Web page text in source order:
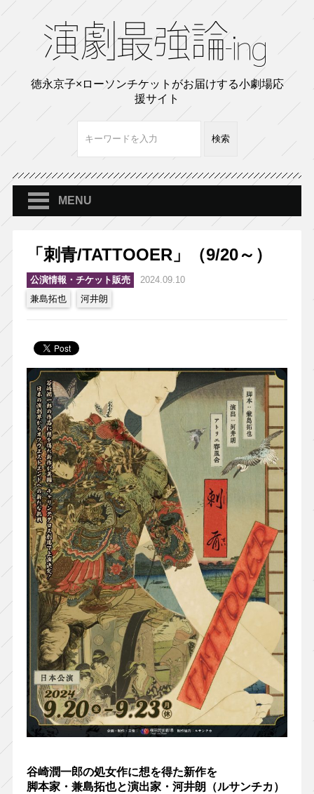
徳永京子×ローソンチケットがお届けする小劇場応
援サイト
MENU
「刺青/TATTOOER」（9/20～）
公演情報・チケット販売
2024.09.10
兼島拓也
河井朗
谷崎潤一郎の処女作に想を得た新作を
脚本家・兼島拓也と演出家・河井朗（ルサンチカ）